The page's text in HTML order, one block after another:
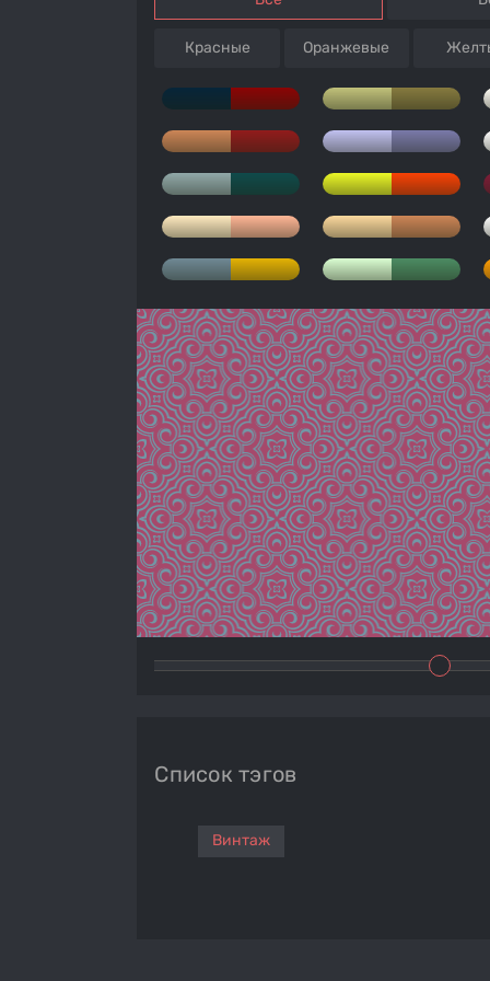
Красные Оранжевые
Список тэгов
Винтаж